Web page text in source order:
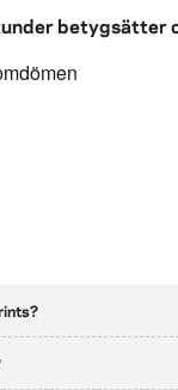
betygsätter